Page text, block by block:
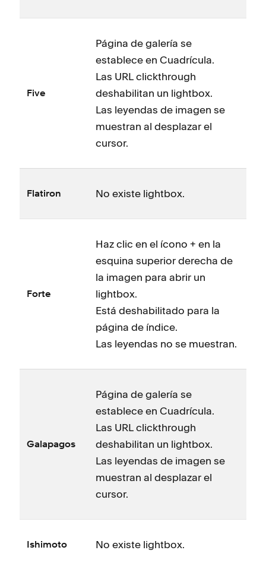
Five
Página de galería se
establece en Cuadrícula.
Las URL clickthrough
deshabilitan un lightbox.
Las leyendas de imagen se
muestran al desplazar el
cursor.
Flatiron No existe lightbox.
Forte
Haz clic en el ícono + en la
esquina superior derecha de
la imagen para abrir un
lightbox.
Está deshabilitado para la
página de índice.
Las leyendas no se muestran.
Galapagos
Página de galería se
establece en Cuadrícula.
Las URL clickthrough
deshabilitan un lightbox.
Las leyendas de imagen se
muestran al desplazar el
cursor.
Ishimoto No existe lightbox.